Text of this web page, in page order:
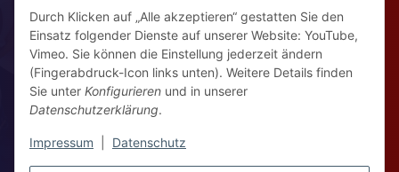
Durch Klicken auf „Alle akzeptieren“ gestatten Sie den
Einsatz folgender Dienste auf unserer Website: YouTube,
Vimeo. Sie können die Einstellung jederzeit ändern
(Fingerabdruck-Icon links unten). Weitere Details finden
Sie unter Konfigurieren und in unserer
Datenschutzerklärung.
Impressum Datenschutz
Kontaktinformationen
Ziegelhüttenstr 30, 64832 Babenhausen
+49 6073 7250531